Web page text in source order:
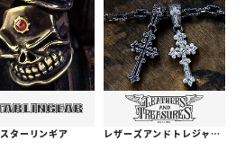
スターリンギア レザーズアンドトレジャーズ